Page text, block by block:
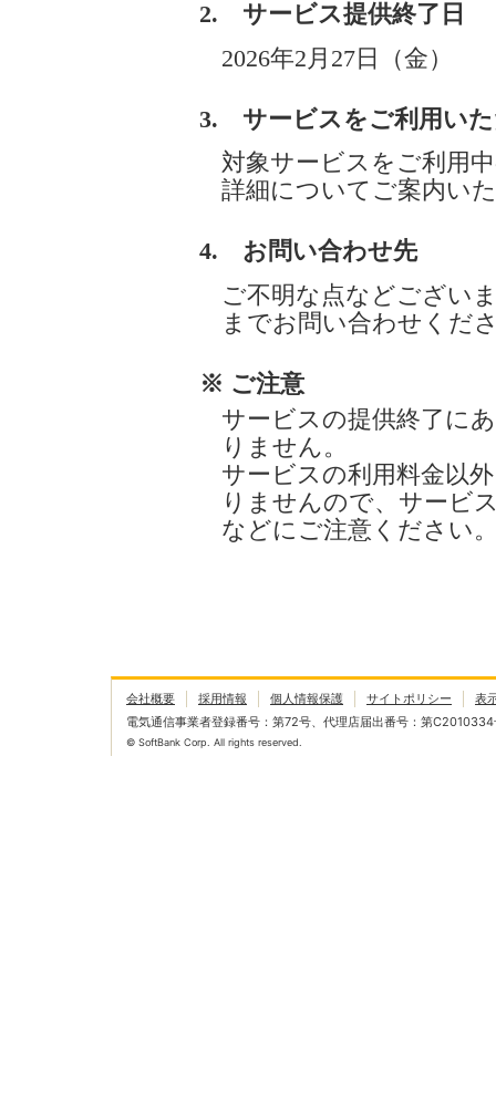
2. サービス提供終了日
2026年2月27日（金）
3. サービスをご利用い
対象サービスをご利用
詳細についてご案内い
4. お問い合わせ先
ご不明な点などござい
までお問い合わせくだ
※ ご注意
サービスの提供終了に
りません。
サービスの利用料金以
りませんので、サービ
などにご注意ください
会社概要 採用情報 個人情報保護 サイトポリシー
表
電気通信事業者登録番号：第72号、代理店届出番号：第C2010334
© SoftBank Corp. All rights reserved.